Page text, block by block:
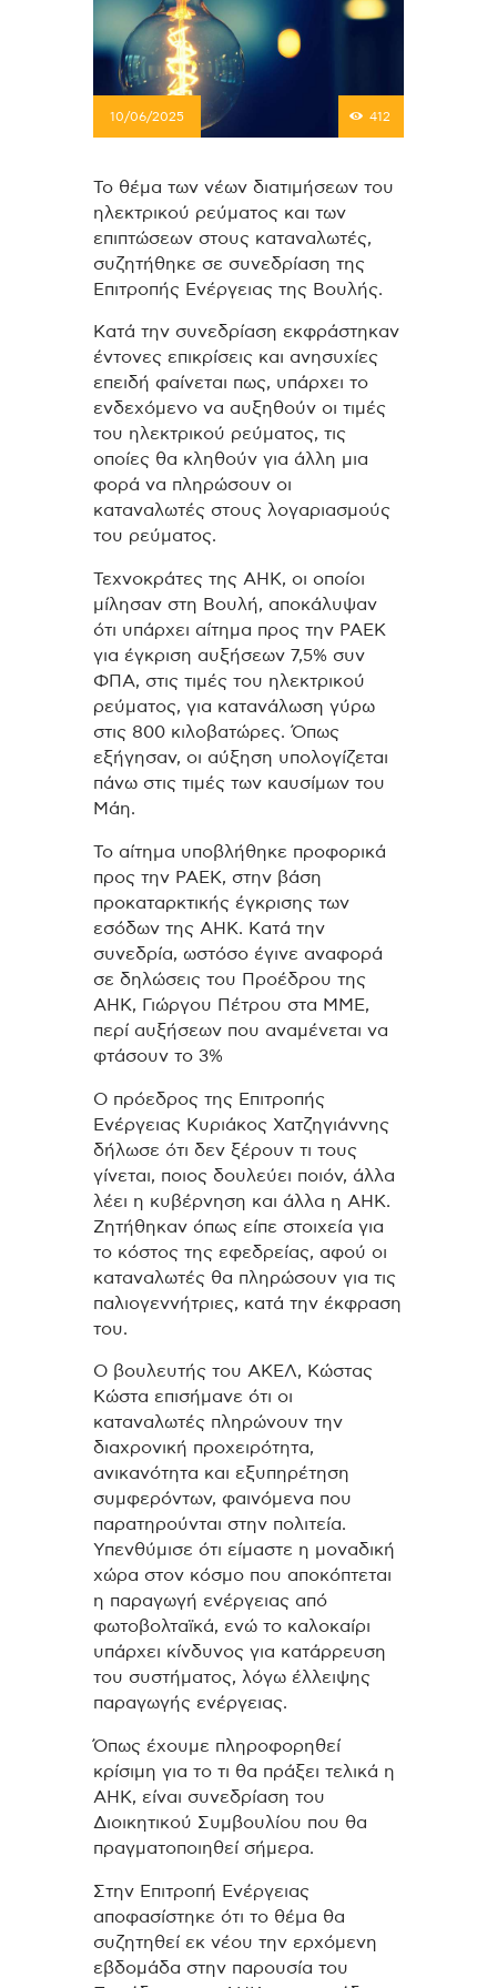
10/06/2025 412
Το θέμα των νέων διατιμήσεων του
ηλεκτρικού ρεύματος και των
επιπτώσεων στους καταναλωτές,
συζητήθηκε σε συνεδρίαση της
Επιτροπής Ενέργειας της Βουλής.
Κατά την συνεδρίαση εκφράστηκαν
έντονες επικρίσεις και ανησυχίες
επειδή φαίνεται πως, υπάρχει το
ενδεχόμενο να αυξηθούν οι τιμές
του ηλεκτρικού ρεύματος, τις
οποίες θα κληθούν για άλλη μια
φορά να πληρώσουν οι
καταναλωτές στους λογαριασμούς
του ρεύματος.
Τεχνοκράτες της ΑΗΚ, οι οποίοι
μίλησαν στη Βουλή, αποκάλυψαν
ότι υπάρχει αίτημα προς την ΡΑΕΚ
για έγκριση αυξήσεων 7,5% συν
ΦΠΑ, στις τιμές του ηλεκτρικού
ρεύματος, για κατανάλωση γύρω
στις 800 κιλοβατώρες. Όπως
εξήγησαν, οι αύξηση υπολογίζεται
πάνω στις τιμές των καυσίμων του
Μάη.
Το αίτημα υποβλήθηκε προφορικά
προς την ΡΑΕΚ, στην βάση
προκαταρκτικής έγκρισης των
εσόδων της ΑΗΚ. Κατά την
συνεδρία, ωστόσο έγινε αναφορά
σε δηλώσεις του Προέδρου της
ΑΗΚ, Γιώργου Πέτρου στα ΜΜΕ,
περί αυξήσεων που αναμένεται να
φτάσουν το 3%
Ο πρόεδρος της Επιτροπής
Ενέργειας Κυριάκος Χατζηγιάννης
δήλωσε ότι δεν ξέρουν τι τους
γίνεται, ποιος δουλεύει ποιόν, άλλα
λέει η κυβέρνηση και άλλα η ΑΗΚ.
Ζητήθηκαν όπως είπε στοιχεία για
το κόστος της εφεδρείας, αφού οι
καταναλωτές θα πληρώσουν για τις
παλιογεννήτριες, κατά την έκφραση
του.
Ο βουλευτής του ΑΚΕΛ, Κώστας
Κώστα επισήμανε ότι οι
καταναλωτές πληρώνουν την
διαχρονική προχειρότητα,
ανικανότητα και εξυπηρέτηση
συμφερόντων, φαινόμενα που
παρατηρούνται στην πολιτεία.
Υπενθύμισε ότι είμαστε η μοναδική
χώρα στον κόσμο που αποκόπτεται
η παραγωγή ενέργειας από
φωτοβολταϊκά, ενώ το καλοκαίρι
υπάρχει κίνδυνος για κατάρρευση
του συστήματος, λόγω έλλειψης
παραγωγής ενέργειας.
Όπως έχουμε πληροφορηθεί
κρίσιμη για το τι θα πράξει τελικά η
ΑΗΚ, είναι συνεδρίαση του
Διοικητικού Συμβουλίου που θα
πραγματοποιηθεί σήμερα.
Στην Επιτροπή Ενέργειας
αποφασίστηκε ότι το θέμα θα
συζητηθεί εκ νέου την ερχόμενη
εβδομάδα στην παρουσία του